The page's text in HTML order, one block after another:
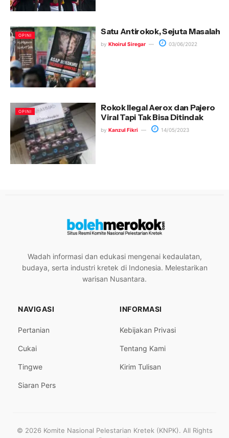
OPINI Satu Antirokok, Sejuta Masalah
by Khoirul Siregar 03/06/2022
OPINI
Rokok Ilegal Aerox dan Pajero
Viral Tapi Tak Bisa Ditindak
by Kanzul Fikri 14/05/2023
Wadah informasi dan edukasi mengenai kedaulatan,
budaya, serta industri kretek di Indonesia. Melestarikan
warisan Nusantara.
NAVIGASI
Pertanian
Cukai
Tingwe
Siaran Pers
INFORMASI
Kebijakan Privasi
Tentang Kami
Kirim Tulisan
© 2026 Komite Nasional Pelestarian Kretek (KNPK). All Rights